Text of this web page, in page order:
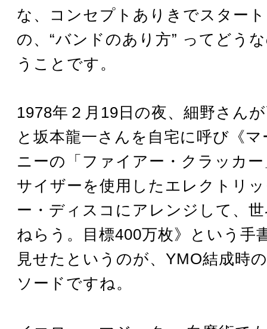
な、コンセプトありきでスター
の、“バンドのあり方” ってどう
うことです。
1978年２月19日の夜、細野さん
と坂本龍一さんを自宅に呼び《
ニーの「ファイアー・クラッカ
サイザーを使用したエレクトリ
ー・ディスコにアレンジして、
ねらう。目標400万枚》という手
見せたというのが、YMO結成時
ソードですね。